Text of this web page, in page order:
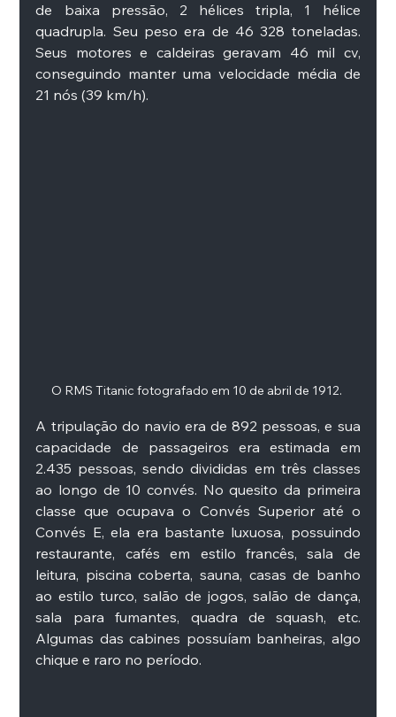
de baixa pressão, 2 hélices tripla, 1 hélice
quadrupla. Seu peso era de 46 328 toneladas.
Seus motores e caldeiras geravam 46 mil cv,
conseguindo manter uma velocidade média de
21 nós (39 km/h).
O RMS Titanic fotografado em 10 de abril de 1912.
A tripulação do navio era de 892 pessoas, e sua
capacidade de passageiros era estimada em
2.435 pessoas, sendo divididas em três classes
ao longo de 10 convés. No quesito da primeira
classe que ocupava o Convés Superior até o
Convés E, ela era bastante luxuosa, possuindo
restaurante, cafés em estilo francês, sala de
leitura, piscina coberta, sauna, casas de banho
ao estilo turco, salão de jogos, salão de dança,
sala para fumantes, quadra de squash, etc.
Algumas das cabines possuíam banheiras, algo
chique e raro no período.